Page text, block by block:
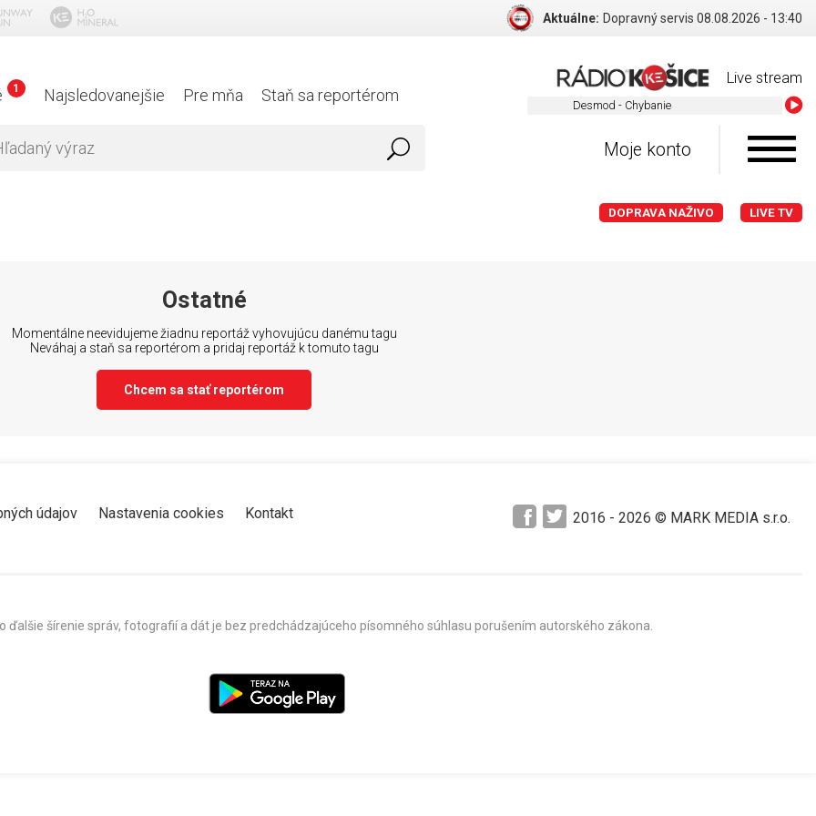
Aktuálne: Dopravný servis 08.08.2026 - 13:40
Live stream
Desmod - Chybanie
1 Najsledovanejšie Pre mňa Staň sa reportérom
Moje konto
DOPRAVA NAŽIVO LIVE TV
Ostatné
Momentálne neevidujeme žiadnu reportáž vyhovujúcu danému tagu
Neváhaj a staň sa reportérom a pridaj reportáž k tomuto tagu
Chcem sa stať reportérom
údajov Nastavenia cookies Kontakt 2016 - 2026 © MARK MEDIA s.r.o.
ďalšie šírenie správ, fotografií a dát je bez predchádzajúceho písomného súhlasu porušením autorského zákona.